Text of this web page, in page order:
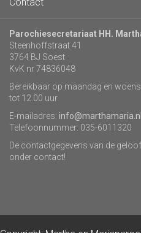
Parochiesecretariaat HH.
Steenhoffstraat 41
3764 BJ Soest
KvK nr 74836048
Bereikbaar op maandag en
tot 12.00 uur.
E-mailadres: info@marthamaria.nl
Telefoonnummer: 035-6011320
De contactgegevens van de
onder contact!